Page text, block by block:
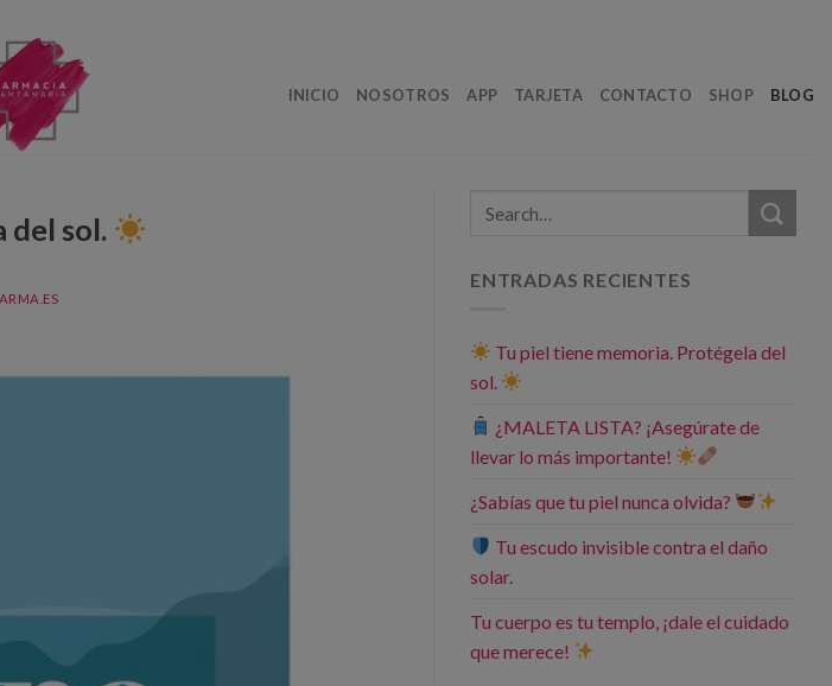
INICIO NOSOTROS APP TARJETA CONTACTO SHOP BLOG
del sol.
ENTRADAS RECIENTES
Tu piel tiene memoria. Protégela del
sol.
¿MALETA LISTA? ¡Asegúrate de
llevar lo más importante!
¿Sabías que tu piel nunca olvida?
Tu escudo invisible contra el daño
solar.
Tu cuerpo es tu templo, ¡dale el cuidado
que merece!